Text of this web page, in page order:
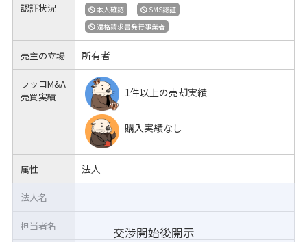
認証状況 本人確認
SMS認証
適格請求書発行事業者
売主の立場 所有者
ラッコM&A
売買実績
1件以上の売却実績
購入実績なし
属性 法人
交渉開始後開示
法人名
担当者名